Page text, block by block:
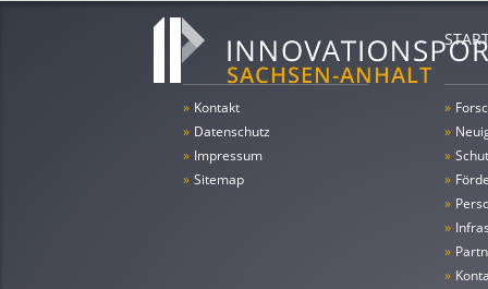
» Kontakt
» Datenschutz
» Impressum
» Sitemap
»
»
»
»
»
»
»
»